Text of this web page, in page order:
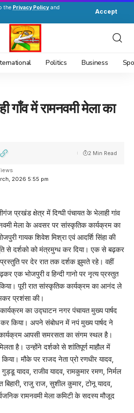
the Privacy Policy and
Accept
Politics Business
गाँव में रामनवमी मेला का
2026 5:55 pm
2 Min Read
प्रखंड क्षेत्र में दिग्घी पंचायत के भेलाही गांव
मेला के अवसर पर सांस्कृतिक कार्यक्रम का
गायक शिवेश मिश्रा एवं आदर्शि सिंहा की
से दर्शको को मंत्रमुग्ध कर दिया। एक से बढ़कर
प्रस्तुति पर देर रात तक दर्शक झुमते रहे। वहीं
एक भोजपुरी व हिन्दी गानो पर नृत्य प्रस्तुत
पूरी रात सांस्कृतिक कार्यक्रम का आनंद ले
प्रशंसा की।
का उद्घाटन नगर पंचायत मुख्य पार्षद
कर किया। अपने संबोधन में नपं मुख्य पार्षद ने
आपसी समरसता का संगम स्थल है।
है। उन्होंने दर्शको से शांतिपूर्ण माहौल में
मौके पर राजद नेता प्रो रणधीर यादव,
यादव, राजीव यादव, रामकुमार रमण, निर्मल
राजु राज, सुशील कुमार, टोनू यादव,
रामनवमी मेला कमिटी के सदस्य मौजूद